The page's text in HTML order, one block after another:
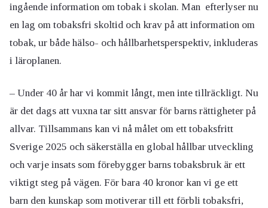
ingående information om tobak i skolan. Man efterlyser nu
en lag om tobaksfri skoltid och krav på att information om
tobak, ur både hälso- och hållbarhetsperspektiv, inkluderas
i läroplanen.
– Under 40 år har vi kommit långt, men inte tillräckligt. Nu
är det dags att vuxna tar sitt ansvar för barns rättigheter på
allvar. Tillsammans kan vi nå målet om ett tobaksfritt
Sverige 2025 och säkerställa en global hållbar utveckling
och varje insats som förebygger barns tobaksbruk är ett
viktigt steg på vägen. För bara 40 kronor kan vi ge ett
barn den kunskap som motiverar till ett förbli tobaksfri,